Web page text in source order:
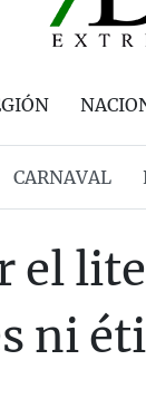
CARNAVAL
el
ni